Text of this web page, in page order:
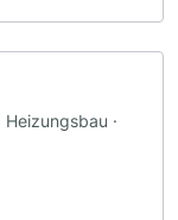
Heizungsbau ·